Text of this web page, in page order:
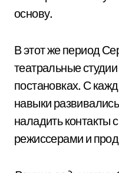
основу.
В этот же период
театральные
постановках. С
навыки
наладить контакты
режиссерами и